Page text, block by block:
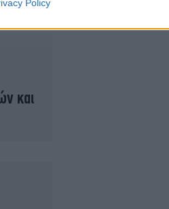
Policy
και